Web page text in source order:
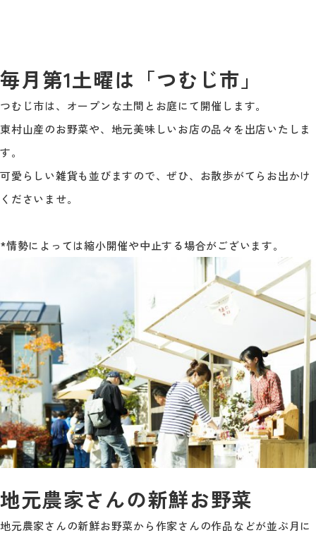
毎月第1土曜は「つむじ市」
つむじ市は、オープンな土間とお庭にて開催します。
東村山産のお野菜や、地元美味しいお店の品々を出店いたしま
す。
可愛らしい雑貨も並びますので、ぜひ、お散歩がてらお出かけ
くださいませ。
*情勢によっては縮小開催や中止する場合がございます。
地元農家さんの新鮮お野菜
地元農家さんの新鮮お野菜から作家さんの作品などが並ぶ月に